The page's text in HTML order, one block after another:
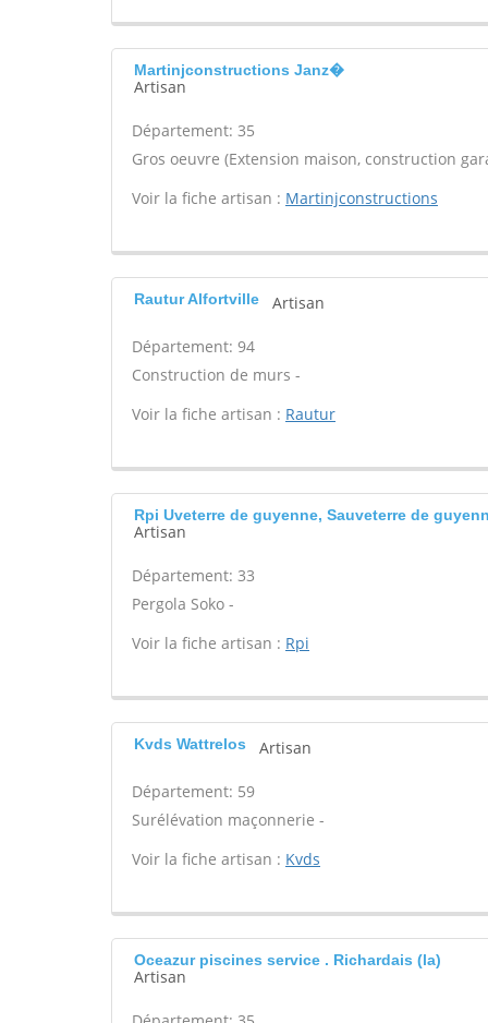
Martinjconstructions Janz�
Artisan
Département: 35
Gros oeuvre (Extension maison, construction
Voir la fiche artisan : Martinjconstructions
Rautur Alfortville Artisan
Département: 94
Construction de murs -
Voir la fiche artisan : Rautur
Rpi Uveterre de guyenne, Sauveterre de
Artisan
Département: 33
Pergola Soko -
Voir la fiche artisan : Rpi
Kvds Wattrelos Artisan
Département: 59
Surélévation maçonnerie -
Voir la fiche artisan : Kvds
Oceazur piscines service . Richardais (la)
Artisan